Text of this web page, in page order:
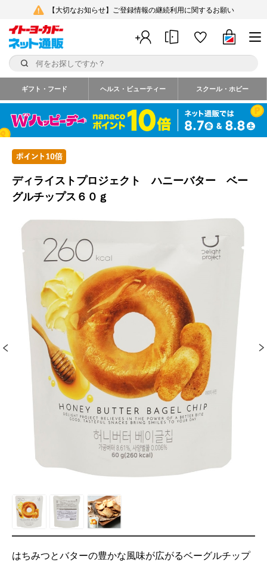
【大切なお知らせ】ご登録情報の継続利用に関するお願い
ギフト・フード ヘルス・ビューティー スクール・ホビー
ディライストプロジェクト ハニーバター ベー
グルチップス６０ｇ
はちみつとバターの豊かな風味が広がるベーグルチップ